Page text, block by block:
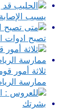
يسبب
تصبح ادوات
ثلاثة أمور
ممارسة